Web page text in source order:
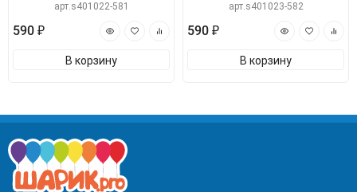
арт.s401022-581
590 ₽
В корзину
арт.s401023-582
590 ₽
В корзину